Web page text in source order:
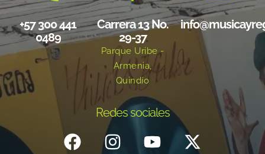
+57 300 441
0489
Carrera 13 No.
29-37
Parque Uribe -
Armenia,
Quindío
Redes sociales